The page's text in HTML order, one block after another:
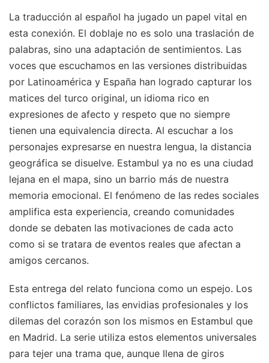
La traducción al español ha jugado un papel vital en
esta conexión. El doblaje no es solo una traslación de
palabras, sino una adaptación de sentimientos. Las
voces que escuchamos en las versiones distribuidas
por Latinoamérica y España han logrado capturar los
matices del turco original, un idioma rico en
expresiones de afecto y respeto que no siempre
tienen una equivalencia directa. Al escuchar a los
personajes expresarse en nuestra lengua, la distancia
geográfica se disuelve. Estambul ya no es una ciudad
lejana en el mapa, sino un barrio más de nuestra
memoria emocional. El fenómeno de las redes sociales
amplifica esta experiencia, creando comunidades
donde se debaten las motivaciones de cada acto
como si se tratara de eventos reales que afectan a
amigos cercanos.
Esta entrega del relato funciona como un espejo. Los
conflictos familiares, las envidias profesionales y los
dilemas del corazón son los mismos en Estambul que
en Madrid. La serie utiliza estos elementos universales
para tejer una trama que, aunque llena de giros